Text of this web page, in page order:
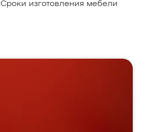
Сроки изготовления мебели